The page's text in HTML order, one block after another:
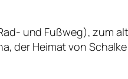
und Fußweg), zum
der Heimat von